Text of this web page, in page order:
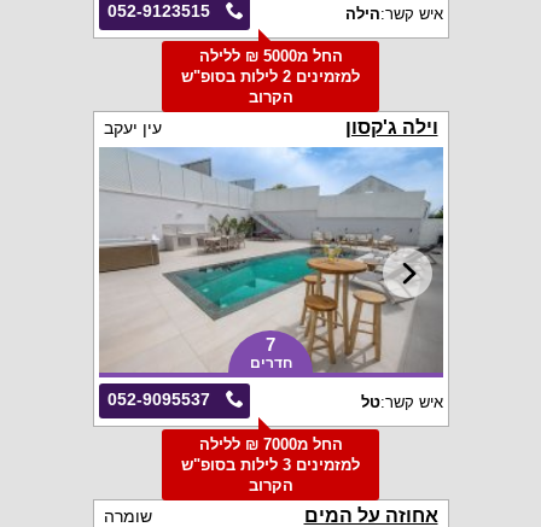
052-9123515 איש קשר:הילה
החל מ5000 ₪ ללילה
למזמינים 2 לילות בסופ"ש
הקרוב
וילה ג'קסון עין יעקב
7
חדרים
052-9095537 איש קשר:טל
החל מ7000 ₪ ללילה
למזמינים 3 לילות בסופ"ש
הקרוב
אחוזה על המים שומרה